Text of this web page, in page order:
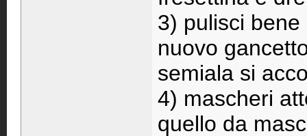
3) pulisci
nuovo
semiala si
4) mascheri
quello da